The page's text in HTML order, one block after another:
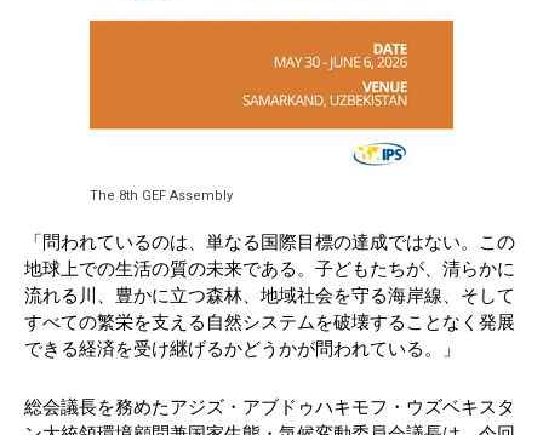
The 8th GEF Assembly
「問われているのは、単なる国際目標の達成ではない。この
地球上での生活の質の未来である。子どもたちが、清らかに
流れる川、豊かに立つ森林、地域社会を守る海岸線、そして
すべての繁栄を支える自然システムを破壊することなく発展
できる経済を受け継げるかどうかが問われている。」
総会議長を務めたアジズ・アブドゥハキモフ・ウズベキスタ